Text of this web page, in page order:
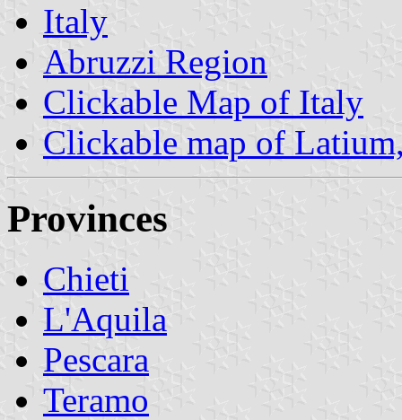
Italy
Abruzzi Region
Clickable Map of Italy
Clickable map of
Provinces
Chieti
L'Aquila
Pescara
Teramo